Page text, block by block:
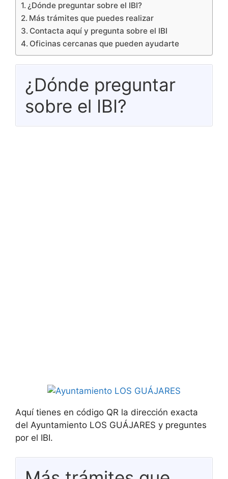
¿Dónde preguntar sobre el IBI?
Más trámites que puedes realizar
Contacta aquí y pregunta sobre el IBI
Oficinas cercanas que pueden ayudarte
¿Dónde preguntar
sobre el IBI?
Aquí tienes en código QR la dirección exacta
del Ayuntamiento LOS GUÁJARES y preguntes
por el IBI.